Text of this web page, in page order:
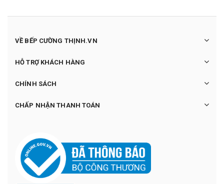
VỀ BẾP CƯỜNG THỊNH.VN
HỖ TRỢ KHÁCH HÀNG
CHÍNH SÁCH
CHẤP NHẬN THANH TOÁN